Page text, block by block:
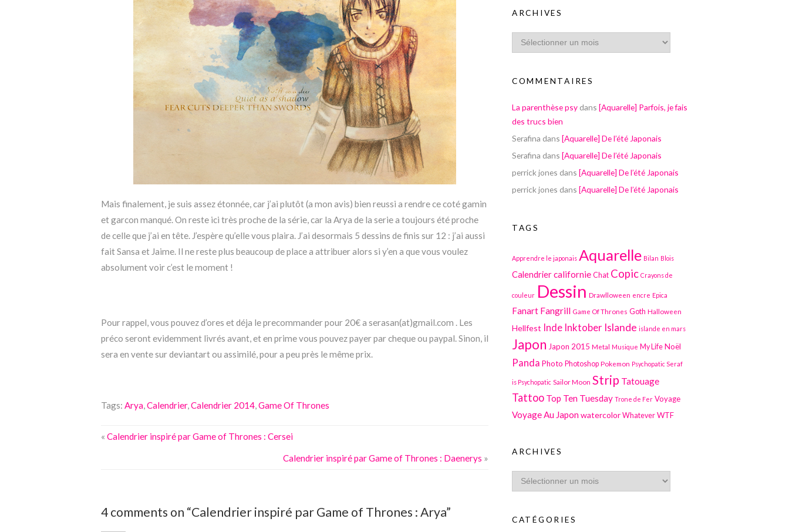
Mais finalement, je suis assez étonnée, car j’ai plutôt (a mon avis) bien reussi a rendre ce coté gamin
et garcon manqué. On reste ici très proche de la série, car la Arya de la serie a toujours été proche
de celle que j’ai en tête. J’espère qu’elle vous plaira. J’ai desormais 5 dessins de finis sur 12 : j’ai aussi
fait Sansa et Jaime. Il ne reste plus beaucoup de place a attribuer alors si y’en a que vous voulez
absolument voir c’est le moment !
Pour rappel, vous pouvez d’ores et déja le precommander pour 20€ a serasan(at)gmail.com . Les
préco seront evidemment livrés avant, et en prime vous pouvez payer par cheque ou paypal. Sinon, il
sera en vente sur deviantart ou assimilé, pour a peu près le même prix.
Tags: Arya,Calendrier,Calendrier 2014,Game Of Thrones
« Calendrier inspiré par Game of Thrones : Cersei
Calendrier inspiré par Game of Thrones : Daenerys »
4 comments on “Calendrier inspiré par Game of Thrones : Arya”
ARCHIVES
COMMENTAIRES
La parenthèse psy dans [Aquarelle] Parfois, je fais
des trucs bien
Serafina dans [Aquarelle] De l’été Japonais
Serafina dans [Aquarelle] De l’été Japonais
perrick jones dans [Aquarelle] De l’été Japonais
perrick jones dans [Aquarelle] De l’été Japonais
TAGS
Apprendre le japonais Aquarelle Bilan Blois
Calendriercalifornie Chat Copic Crayons de
couleur Dessin Drawlloween encre Epica
Fanart Fangrill Game Of Thrones Goth Halloween
Hellfest Inde Inktober Islande islande en mars
Japon Japon 2015 Metal Musique My Life Noël
Panda Photo Photoshop Pokemon Psychopatic Seraf
is Psychopatic Sailor Moon Strip Tatouage
Tattoo Top Ten Tuesday Trone de Fer Voyage
Voyage Au Japonwatercolor Whatever WTF
ARCHIVES
CATÉGORIES